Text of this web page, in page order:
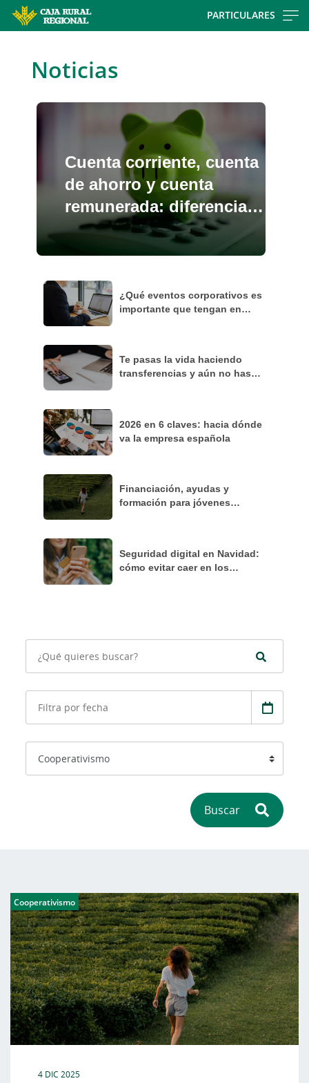
PARTICULARES
Noticias
Cuenta corriente, cuenta
de ahorro y cuenta
remunerada: diferencias
reales
¿Qué eventos corporativos es
importante que tengan en
Te pasas la vida haciendo
transferencias y aún no has
2026 en 6 claves: hacia dónde
va la empresa española
Financiación, ayudas y
formación para jóvenes
Seguridad digital en Navidad:
cómo evitar caer en los
Buscar
Cooperativismo
4 DIC 2025